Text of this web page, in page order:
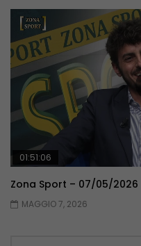
01:51:06
Zona Sport – 07/05/2026
MAGGIO 7, 2026